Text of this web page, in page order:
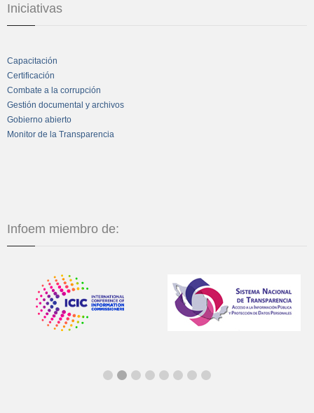
Iniciativas
Capacitación
Certificación
Combate a la corrupción
Gestión documental y archivos
Gobierno abierto
Monitor de la Transparencia
Infoem miembro de: